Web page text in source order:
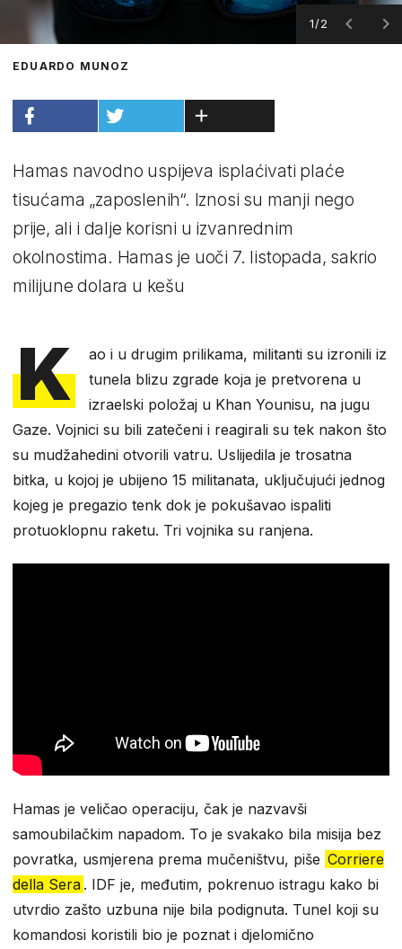
1/2
EDUARDO MUNOZ
Hamas navodno uspijeva isplaćivati plaće
tisućama „zaposlenih“. Iznosi su manji nego
prije, ali i dalje korisni u izvanrednim
okolnostima. Hamas je uoči 7. listopada, sakrio
milijune dolara u kešu
K
ao i u drugim prilikama, militanti su izronili iz
tunela blizu zgrade koja je pretvorena u
izraelski položaj u Khan Younisu, na jugu
Gaze. Vojnici su bili zatečeni i reagirali su tek nakon što
su mudžahedini otvorili vatru. Uslijedila je trosatna
bitka, u kojoj je ubijeno 15 militanata, uključujući jednog
kojeg je pregazio tenk dok je pokušavao ispaliti
protuoklopnu raketu. Tri vojnika su ranjena.
Hamas je veličao operaciju, čak je nazvavši
samoubilačkim napadom. To je svakako bila misija bez
povratka, usmjerena prema mučeništvu, piše Corriere
della Sera . IDF je, međutim, pokrenuo istragu kako bi
utvrdio zašto uzbuna nije bila podignuta. Tunel koji su
komandosi koristili bio je poznat i djelomično